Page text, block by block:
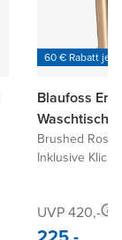
60 € Rabatt je
Blaufoss
Brushed
Inklusive
UVP 420,-